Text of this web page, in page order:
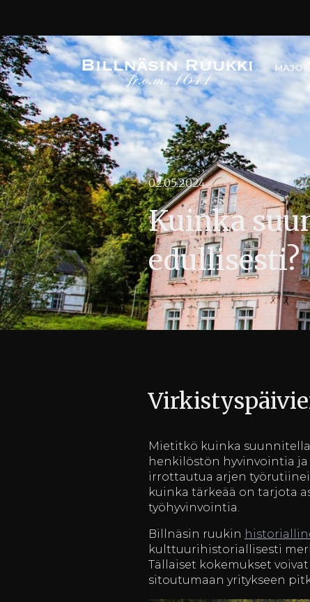
02.05.2024
Kuinka
edullisesti?
Mietitkö kuinka suunnitella
henkilöstön hyvinvointia
irrottautua arjen
kuinka tärkeää on tarjota
työhyvinvointia.
Billnäsin ruukin
kulttuurihistoriallisesti
Tällaiset kokemukset
sitoutumaan yritykseen